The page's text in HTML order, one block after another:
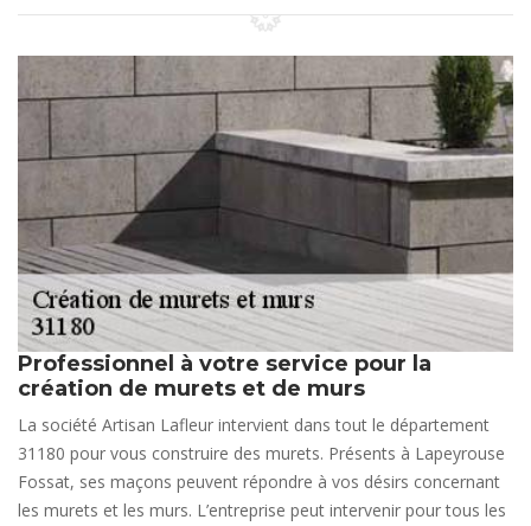
Professionnel à votre service pour la
création de murets et de murs
La société Artisan Lafleur intervient dans tout le département
31180 pour vous construire des murets. Présents à Lapeyrouse
Fossat, ses maçons peuvent répondre à vos désirs concernant
les murets et les murs. L’entreprise peut intervenir pour tous les